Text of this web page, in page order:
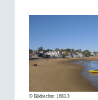
© Bildrechte: 1683.3